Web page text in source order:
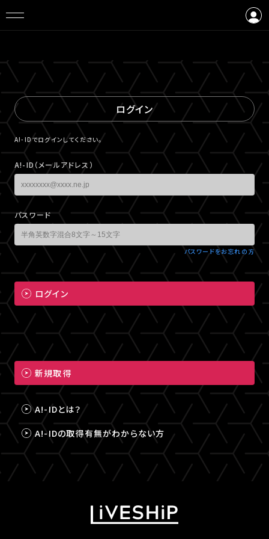
ログイン
A!-IDでログインしてください。
A!-ID（メールアドレス）
パスワード
パスワードをお忘れの方
ログイン
新規取得
A!-IDとは？
A!-IDの取得有無がわからない方